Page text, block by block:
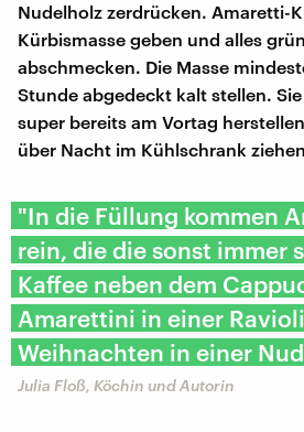
Nudelholz zerdrücken. Amaretti-
Kürbismasse geben und alles
abschmecken. Die Masse
Stunde abgedeckt kalt stellen.
super bereits am Vortag
über Nacht im Kühlschrank
"In die Füllung kommen
rein, die die sonst immer
Kaffee neben dem
Amarettini in einer
Weihnachten in einer
Julia Floß, Köchin und Autorin